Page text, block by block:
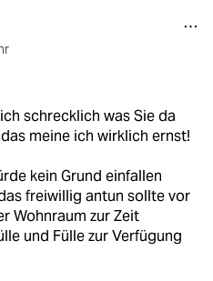
schrecklich was Sie da
meine ich wirklich ernst!
kein Grund einfallen
freiwillig antun sollte vor
Wohnraum zur Zeit
und Fülle zur Verfügung